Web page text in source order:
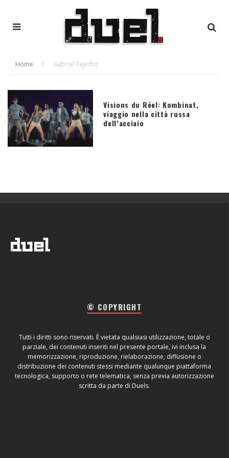
Home Gabriel Tejedor
Visions du Réel: Kombinat,
viaggio nella città russa
dell’acciaio
© COPYRIGHT
Tutti i diritti sono riservati. È vietata qualsiasi utilizzazione, totale o
parziale, dei contenuti inseriti nel presente portale, ivi inclusa la
memorizzazione, riproduzione, rielaborazione, diffusione o
distribuzione dei contenuti stessi mediante qualunque piattaforma
tecnologica, supporto o rete telematica, senza previa autorizzazione
scritta da parte di Duels.